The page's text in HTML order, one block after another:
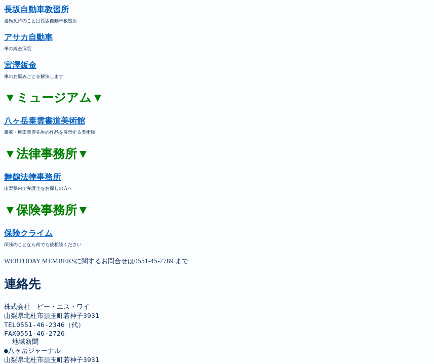
長坂自動車教習所
運転免許のことは長坂自動車教習所
アサカ自動車
車の総合病院
宮澤鈑金
車のお悩みごとを解決します
▼ミュージアム▼
八ヶ岳泰雲書道美術館
書家・柳田泰雲先生の作品を展示する美術館
▼法律事務所▼
舞鶴法律事務所
山梨県内で弁護士をお探しの方へ
▼保険事務所▼
保険クライム
保険のことなら何でも後相談ください
WEBTODAY MEMBERSに関するお問合せは0551-45-7789 まで
連絡先
株式会社　ピー・エス・ワイ
山梨県北杜市須玉町若神子3931
TEL0551-46-2346（代）
FAX0551-46-2726
--地域新聞--
●八ヶ岳ジャーナル
山梨県北杜市須玉町若神子3931